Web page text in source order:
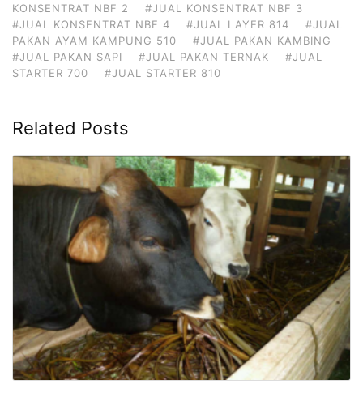
KONSENTRAT NBF 2
#JUAL KONSENTRAT NBF 3
#JUAL KONSENTRAT NBF 4
#JUAL LAYER 814
#JUAL
PAKAN AYAM KAMPUNG 510
#JUAL PAKAN KAMBING
#JUAL PAKAN SAPI
#JUAL PAKAN TERNAK
#JUAL
STARTER 700
#JUAL STARTER 810
Related Posts